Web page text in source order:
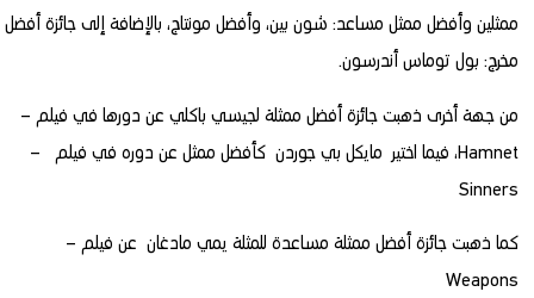
ممثلين وأفضل ممثل مساعد: شون بين، وأفضل مونتاج، بالإضافة إلى جائزة أفضل
مخرج: بول توماس أندرسون.
من جهة أخرى ذهبت جائزة أفضل ممثلة لجيسي باكلي عن دورها في فيلم –
Hamnet، فيما اختير مايكل بي جوردن كأفضل ممثل عن دوره في فيلم –
Sinners
كما ذهبت جائزة أفضل ممثلة مساعدة للمثلة يمي مادغان عن فيلم –
Weapons